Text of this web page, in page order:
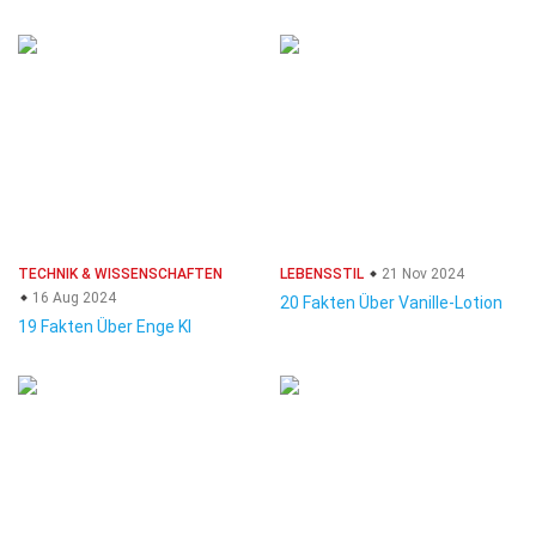
TECHNIK & WISSENSCHAFTEN
16 Aug 2024
19 Fakten Über Enge KI
LEBENSSTIL 21 Nov 2024
20 Fakten Über Vanille-Lotion